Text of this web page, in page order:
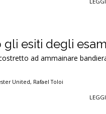
esiti degli
ad ammainare
United, Rafael Toloi